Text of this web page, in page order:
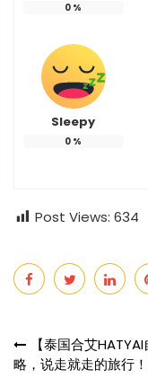
0 %
Sleepy
0 %
Post Views: 634
Post
【泰国合艾
略，说走就走的旅行！